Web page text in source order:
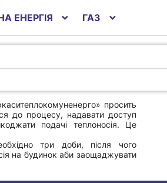
ЕНЕРГІЯ ГАЗ
просить
до процесу, надавати доступ
подачі теплоносія. Це
три доби, після чого
на будинок аби заощаджувати